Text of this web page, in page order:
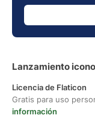
Lanzamiento
Licencia de Flaticon
Gratis para uso
información